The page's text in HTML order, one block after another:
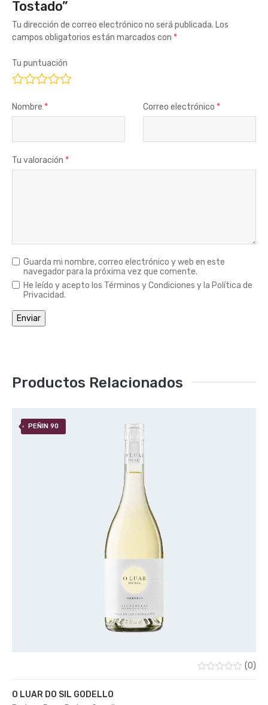
Tostado”
Tu dirección de correo electrónico no será publicada. Los
campos obligatorios están marcados con *
Tu puntuación
Tu valoración *
Nombre * Correo electrónico *
Guarda mi nombre, correo electrónico y web en este
navegador para la próxima vez que comente.
He leído y acepto los Términos y Condiciones y la Política de
Privacidad.
Productos Relacionados
PEÑIN 90
(0)
O LUAR DO SIL GODELLO